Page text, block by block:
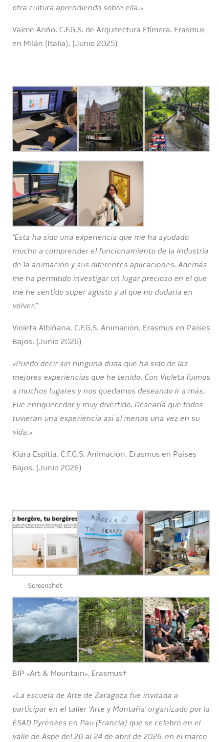
otra cultura aprendiendo sobre ella.»
Valme Ariño. C.F.G.S. de Arquitectura Efímera. Erasmus
en Milán (Italia). (Junio 2025)
“Esta ha sido una experiencia que me ha ayudado
mucho a comprender el funcionamiento de la industria
de la animación y sus diferentes aplicaciones. Además
me ha permitido investigar un lugar precioso en el que
me he sentido super agusto y al que no dudaría en
volver.”
Violeta Albiñana. C.F.G.S. Animación. Erasmus en Países
Bajos. (Junio 2026)
«Puedo decir sin ninguna duda que ha sido de las
mejores experiencias que he tenido. Con Violeta fuimos
a muchos lugares y nos quedamos deseando ir a más.
Fue enriquecedor y muy divertido. Desearía que todos
tuvieran una experiencia así al menos una vez en su
vida.»
Kiara Espitia. C.F.G.S. Animación. Erasmus en Países
Bajos. (Junio 2026)
Screenshot
BIP «Art & Mountain», Erasmus+
«La escuela de Arte de Zaragoza fue invitada a
participar en el taller ‘Arte y Montaña’ organizado por la
ÉSAD Pyrénées en Pau (Francia) que se celebró en el
valle de Aspe del 20 al 24 de abril de 2026, en el marco